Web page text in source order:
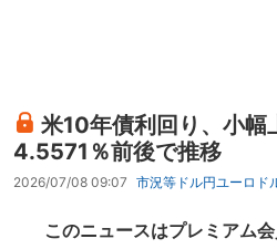
米10年債利回り、小
4.5571％前後で推移
2026/07/08 09:07 市況等 ドル円ユーロド
このニュースはプレミアム